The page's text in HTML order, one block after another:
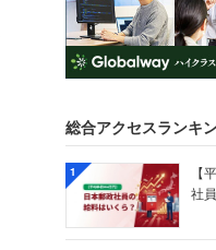
総合アクセスランキ
1
【
社